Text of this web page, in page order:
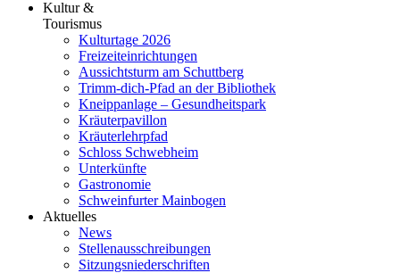
Kultur &
Tourismus
Kulturtage 2026
Freizeiteinrichtungen
Aussichtsturm am Schuttberg
Trimm-dich-Pfad an der Bibliothek
Kneippanlage – Gesundheitspark
Kräuterpavillon
Kräuterlehrpfad
Schloss Schwebheim
Unterkünfte
Gastronomie
Schweinfurter Mainbogen
Aktuelles
News
Stellenausschreibungen
Sitzungsniederschriften